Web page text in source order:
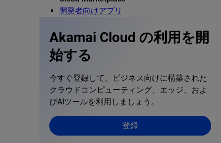
開発者向けアプリ
Akamai Cloud の利用を開
始する
今すぐ登録して、ビジネス向けに構築された
クラウドコンピューティング、エッジ、およ
びAIツールを利用しましょう。
登録